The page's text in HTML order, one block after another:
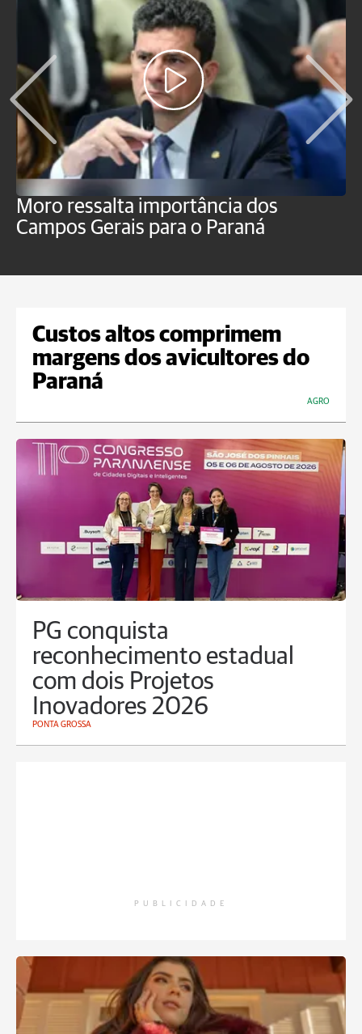
Moro ressalta importância dos
Campos Gerais para o Paraná
Custos altos comprimem
margens dos avicultores do
Paraná
AGRO
PG conquista
reconhecimento estadual
com dois Projetos
Inovadores 2026
PONTA GROSSA
PUBLICIDADE